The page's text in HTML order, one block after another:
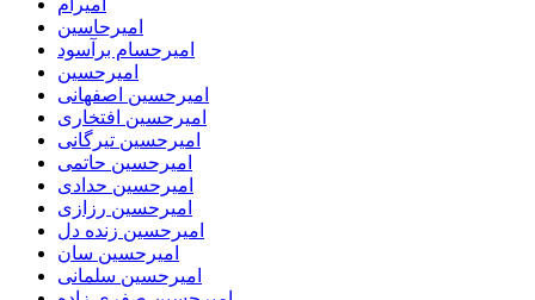
امیرام
امیرحاسین
امیرحسام برآسود
امیرحسین
امیرحسین اصفهانی
امیرحسین افتخاری
امیرحسین تیرگانی
امیرحسین حاتمی
امیرحسین حدادی
امیرحسین رزازی
امیرحسین زنده دل
امیرحسین سان
امیرحسین سلمانی